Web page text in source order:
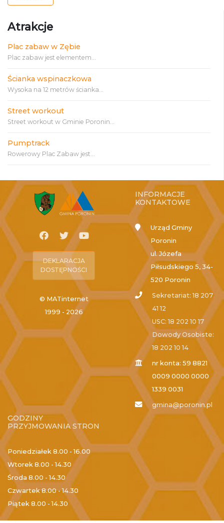
Atrakcje
Plac zabaw w Zębie
Plac zabaw jest elementem...
Ścianka wspinaczkowa
Wysoka na 12 metrów ścianka...
Street workout
Street workout w Gminie Poronin...
Pumptrack
Rowerowy Plac Zabaw jest...
DEKLARACJA
DOSTĘPNOŚCI
© MATinternet
1999 - 2026
INFORMACJE
KONTAKTOWE
Urząd Gminy
Poronin
ul. Józefa
Piłsudskiego 5, 34-
520 Poronin
Sekretariat: 18 207
41 12
USC: 18 202 10 17
Dowody Osobiste:
18 202 10 14
nr konta: 59 8821
0009 0000 0000
1339 0031
gmina@poronin.pl
GODZINY
PRZYJMOWANIA STRON
Poniedziałek 8.00 - 16.00
Wtorek 8.00 - 14.30
Środa 8.00 - 14.30
Czwartek8.00 - 14.30
Piątek 8.00 - 14.30